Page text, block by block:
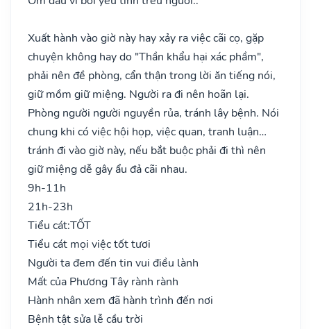
Xuất hành vào giờ này hay xảy ra việc cãi cọ, gặp
chuyện không hay do "Thần khẩu hại xác phầm",
phải nên đề phòng, cẩn thận trong lời ăn tiếng nói,
giữ mồm giữ miệng. Người ra đi nên hoãn lại.
Phòng người người nguyền rủa, tránh lây bệnh. Nói
chung khi có việc hội họp, việc quan, tranh luận…
tránh đi vào giờ này, nếu bắt buộc phải đi thì nên
giữ miệng dễ gây ẩu đả cãi nhau.
9h-11h
21h-23h
Tiểu cát:TỐT
Tiểu cát mọi việc tốt tươi
Người ta đem đến tin vui điều lành
Mất của Phương Tây rành rành
Hành nhân xem đã hành trình đến nơi
Bệnh tật sửa lễ cầu trời